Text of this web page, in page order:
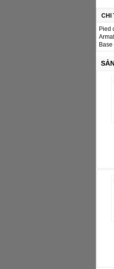
CHI
Pied